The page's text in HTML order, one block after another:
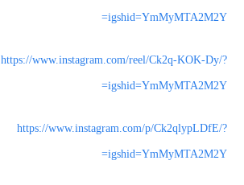
igshid=YmMyMTA2M2Y=
https://www.instagram.com/reel/Ck2q-KOK-Dy/?
igshid=YmMyMTA2M2Y=
https://www.instagram.com/p/Ck2qlypLDfE/?
igshid=YmMyMTA2M2Y=